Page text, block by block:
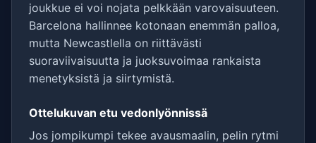
joukkue ei voi nojata pelkkään varovaisuuteen.
Barcelona hallinnee kotonaan enemmän palloa,
mutta Newcastlella on riittävästi
suoraviivaisuutta ja juoksuvoimaa rankaista
menetyksistä ja siirtymistä.
Ottelukuvan etu vedonlyönnissä
Jos jompikumpi tekee avausmaalin, pelin rytmi